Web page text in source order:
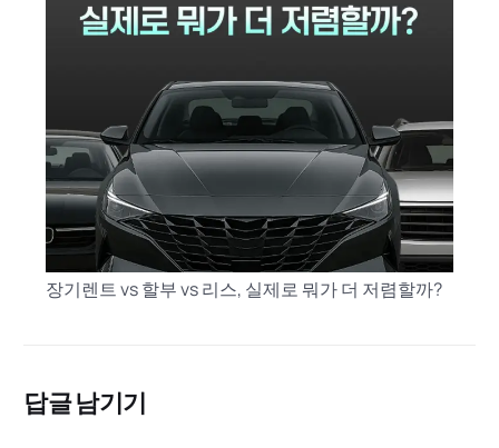
장기렌트 vs 할부 vs 리스, 실제로 뭐가 더 저렴할까?
답글 남기기